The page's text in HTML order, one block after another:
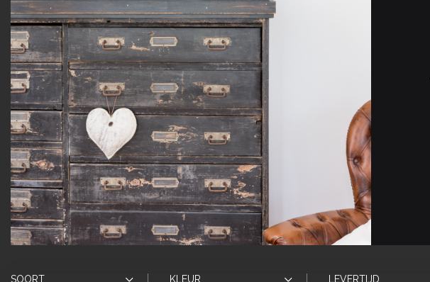
SOORT KLEUR LEVERTIJD